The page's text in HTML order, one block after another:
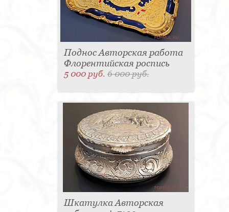
Поднос Авторская работа
Флорентийская роспись
5 000 руб.6 000 руб.
Шкатулка Авторская